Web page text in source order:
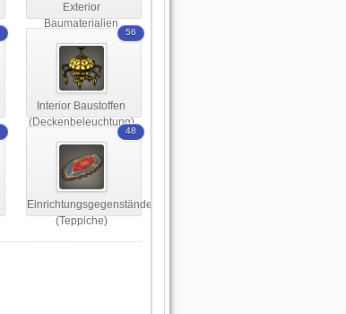
Exterior
Baumaterialien
(Dachdekoration)
Interior Baustoffen
(Deckenbeleuchtung)
56
Einrichtungsgegenstände
(Teppiche)
48